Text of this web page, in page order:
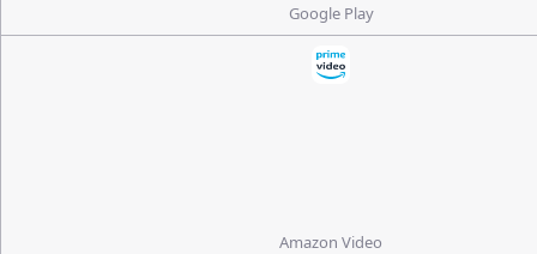
Google Play
Amazon Video